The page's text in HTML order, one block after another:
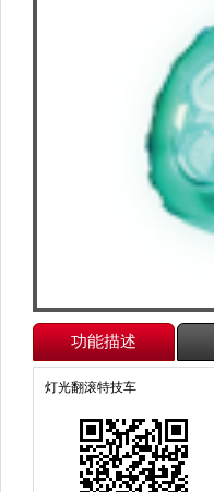
功能描述
灯光翻滚特技车